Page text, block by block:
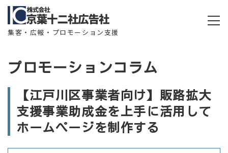
集客・広報・プロモーション支援
プロモーションコラム
【江戸川区事業者向け】販路拡大
支援事業助成金を上手に活用して
ホームぺージを制作する